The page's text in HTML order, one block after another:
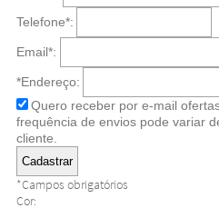
Telefone*:
Email*:
*Endereço:
Quero receber por e-mail
frequência de envios pode variar
cliente.
*Campos obrigatórios
Cor: